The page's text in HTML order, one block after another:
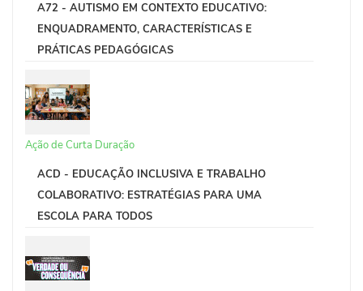
A72 - AUTISMO EM CONTEXTO EDUCATIVO:
ENQUADRAMENTO, CARACTERÍSTICAS E
PRÁTICAS PEDAGÓGICAS
Ação de Curta Duração
ACD - EDUCAÇÃO INCLUSIVA E TRABALHO
COLABORATIVO: ESTRATÉGIAS PARA UMA
ESCOLA PARA TODOS